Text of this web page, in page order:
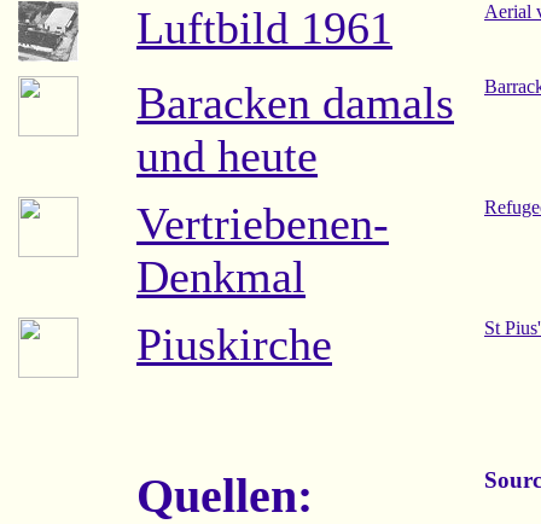
Luftbild 1961 Aerial
Baracken damals
und heute
Vertriebenen-
Denkmal
Piuskirche St
Quellen: